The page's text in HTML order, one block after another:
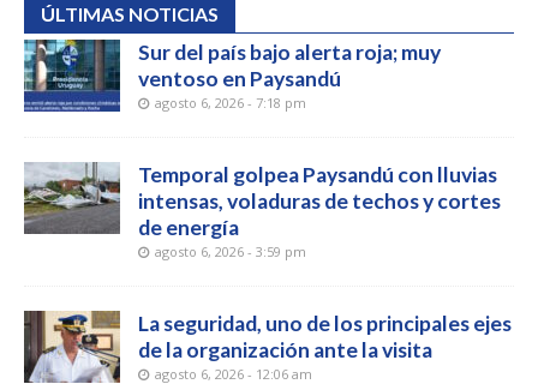
ÚLTIMAS NOTICIAS
Sur del país bajo alerta roja; muy
ventoso en Paysandú
agosto 6, 2026 - 7:18 pm
Temporal golpea Paysandú con lluvias
intensas, voladuras de techos y cortes
de energía
agosto 6, 2026 - 3:59 pm
La seguridad, uno de los principales ejes
de la organización ante la visita
agosto 6, 2026 - 12:06 am